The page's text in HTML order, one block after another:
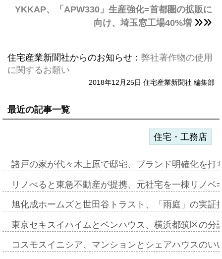
YKKAP、「APW330」生産強化=首都圏の拡販に
向け、埼玉窓工場40%増
住宅産業新聞社からのお知らせ： 弊社著作物の使用
に関するお願い
2018年12月25日 住宅産業新聞社 編集部
最近の記事一覧
住宅・工務店
諸戸の家が代々木上原で邸宅、ブランド明確化を
リノべると東急不動産が提携、元社宅を一棟リノ
旭化成ホームズと世田谷トラスト、「雨庭」の実
東京セキスイハイムとベンハウス、横浜都筑区の
コスモスイニシア、マンションとシェアハウスの